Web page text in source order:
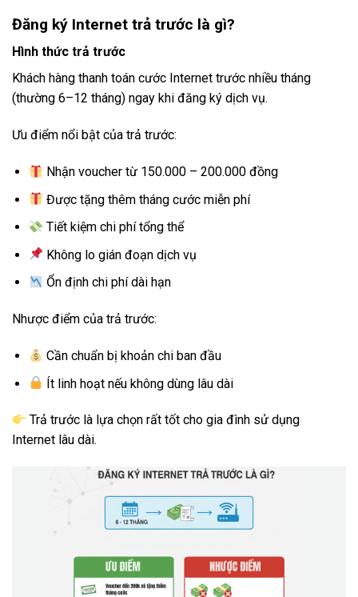
Đăng ký Internet trả trước là gì?
Hình thức trả trước
Khách hàng thanh toán cước Internet trước nhiều tháng
(thường 6–12 tháng) ngay khi đăng ký dịch vụ.
Ưu điểm nổi bật của trả trước:
Nhận voucher từ 150.000 – 200.000 đồng
Được tặng thêm tháng cước miễn phí
Tiết kiệm chi phí tổng thể
Không lo gián đoạn dịch vụ
Ổn định chi phí dài hạn
Nhược điểm của trả trước:
Cần chuẩn bị khoản chi ban đầu
Ít linh hoạt nếu không dùng lâu dài
Trả trước là lựa chọn rất tốt cho gia đình sử dụng
Internet lâu dài.